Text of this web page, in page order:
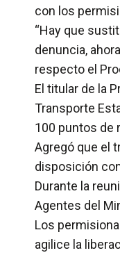
con los
“Hay que
denuncia,
respecto el
El titular de la
Transporte
100 puntos de
Agregó que el
disposición
Durante la
Agentes del
Los
agilice la